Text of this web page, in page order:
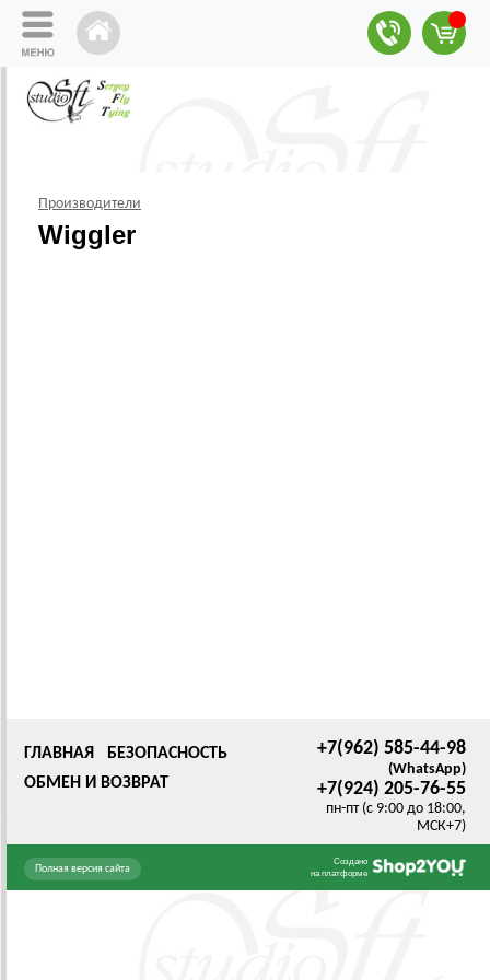
Производители
Wiggler
+7(962) 585-44-98
(WhatsApp)
+7(924) 205-76-55
пн-пт (с 9:00 до 18:00,
МСК+7)
ГЛАВНАЯ
БЕЗОПАСНОСТЬ
ОБМЕН И ВОЗВРАТ
Создано
на платформе
Полная версия сайта